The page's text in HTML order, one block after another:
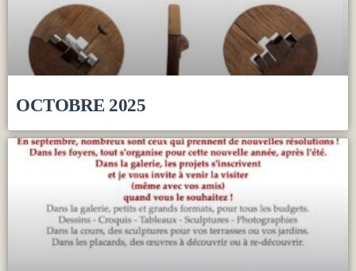
OCTOBRE 2025